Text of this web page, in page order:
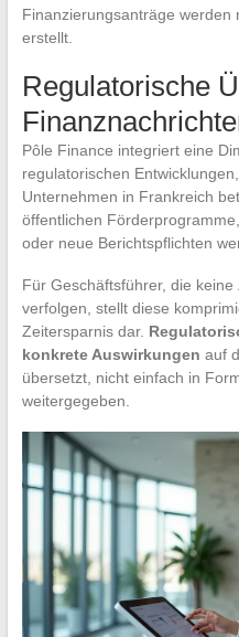
Finanzierungsanträge werden
erstellt.
Regulatorische
Pôle Finance integriert eine
regulatorischen
Unternehmen in Frankreich
öffentlichen
oder neue Berichtspflichten
Für Geschäftsführer, die
verfolgen, stellt diese
Zeitersparnis dar.
konkrete Auswirkungen auf
übersetzt, nicht einfach in
weitergegeben.